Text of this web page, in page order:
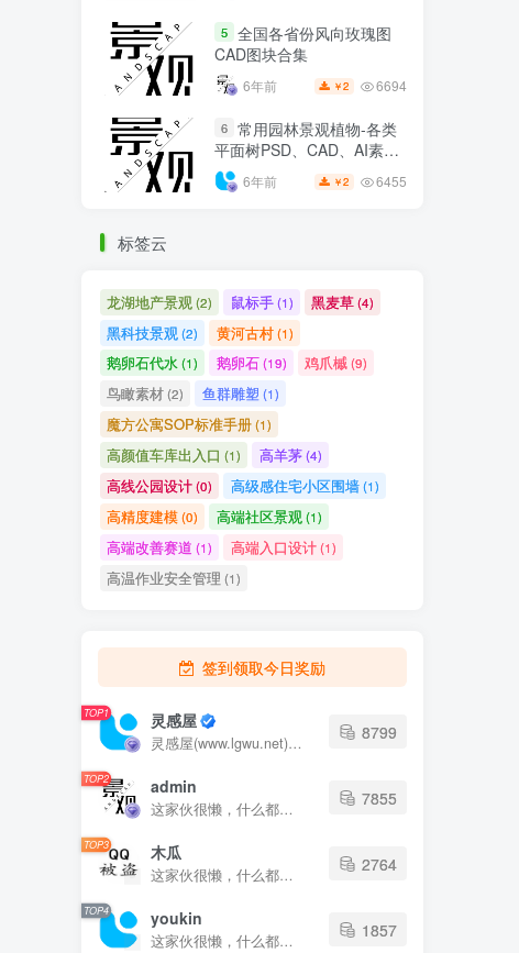
5 全国各省份风向玫瑰图
CAD图块合集
6年前 ￥2 6694
6 常用园林景观植物-各类
平面树PSD、CAD、AI素材
线稿
6年前 ￥2 6455
标签云
龙湖地产景观 (2) 鼠标手(1) 黑麦草(4)
黑科技景观 (2) 黄河古村(1)
鹅卵石代水(1) 鹅卵石(19) 鸡爪槭(9)
鸟瞰素材(2) 鱼群雕塑 (1)
魔方公寓SOP标准手册(1)
高颜值车库出入口 (1) 高羊茅(4)
高线公园设计(0) 高级感住宅小区围墙(1)
高精度建模(0) 高端社区景观 (1)
高端改善赛道 (1) 高端入口设计(1)
高温作业安全管理 (1)
签到领取今日奖励
TOP1 灵感屋
灵感屋(www.lgwu.net)尽可能为每一位设计师提供更全面、更精致、更具有创意感的设计素材。努力成为景观设计师展示实力和互相学习的优质网络资源发布平台。
8799
TOP2 admin
这家伙很懒，什么都没有写...
7855
TOP3 木瓜
这家伙很懒，什么都没有写...
2764
TOP4 youkin
这家伙很懒，什么都没有写...
1857